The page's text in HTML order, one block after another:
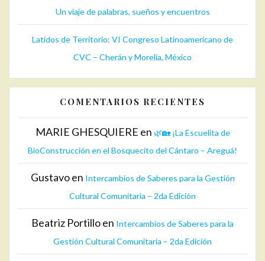
Un viaje de palabras, sueños y encuentros
Latidos de Territorio: VI Congreso Latinoamericano de
CVC – Cherán y Morelia, México
COMENTARIOS RECIENTES
MARIE GHESQUIERE en 🌿🏡 ¡La Escuelita de
BioConstrucción en el Bosquecito del Cántaro – Areguá!
Gustavoen Intercambios de Saberes para la Gestión
Cultural Comunitaria – 2da Edición
Beatriz Portilloen Intercambios de Saberes para la
Gestión Cultural Comunitaria – 2da Edición